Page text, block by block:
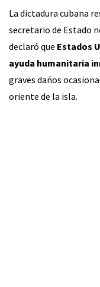
La dictadura cubana
secretario de Estado
declaró que Estados
ayuda humanitaria
graves daños
oriente de la isla.